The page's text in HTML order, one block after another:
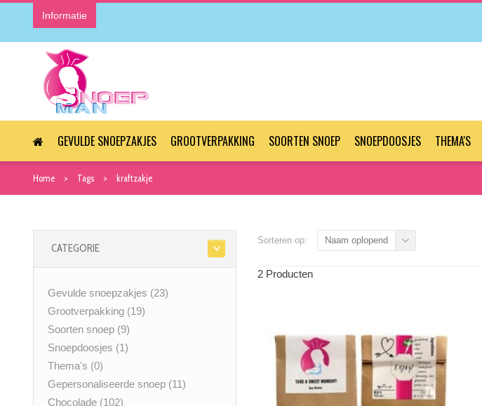
Informatie
GEVULDE SNOEPZAKJES GROOTVERPAKKING SOORTEN SNOEP SNOEPDOOSJES THEMA'S
Home Tags kraftzakje
CATEGORIE
Gevulde snoepzakjes (23)
Grootverpakking (19)
Soorten snoep (9)
Snoepdoosjes (1)
Thema's (0)
Gepersonaliseerde snoep (11)
Chocolade (102)
Sorteren op: Naam oplopend
2 Producten